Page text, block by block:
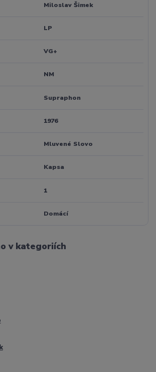
Miloslav Šimek
LP
VG+
NM
Supraphon
1976
Mluvené Slovo
Kapsa
1
Domácí
v kategoriích